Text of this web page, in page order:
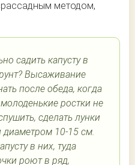
методом,
садить капусту в
Высаживание
после обеда, когда
ростки не
сделать лунки
10-15 см.
в них, туда
роют в ряд,